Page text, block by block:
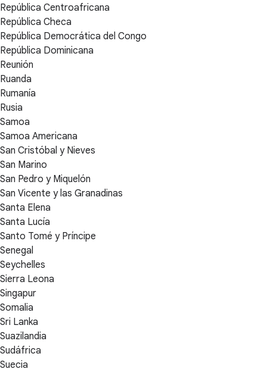
República Centroafricana
República Checa
República Democrática del Congo
República Dominicana
Reunión
Ruanda
Rumanía
Rusia
Samoa
Samoa Americana
San Cristóbal y Nieves
San Marino
San Pedro y Miquelón
San Vicente y las Granadinas
Santa Elena
Santa Lucía
Santo Tomé y Príncipe
Senegal
Seychelles
Sierra Leona
Singapur
Somalia
Sri Lanka
Suazilandia
Sudáfrica
Suecia